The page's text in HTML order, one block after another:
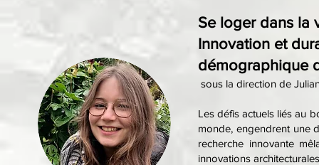
Se loger dans la
Innovation et
démographique
sous la direction de
Les défis actuels liés au
monde, engendrent une
recherche innovante
innovations